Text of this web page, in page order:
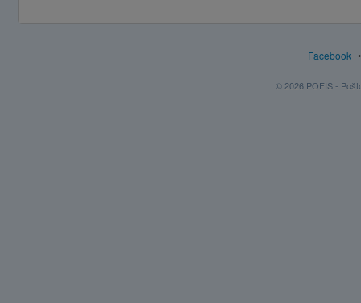
Facebook
© 2026 POFIS -